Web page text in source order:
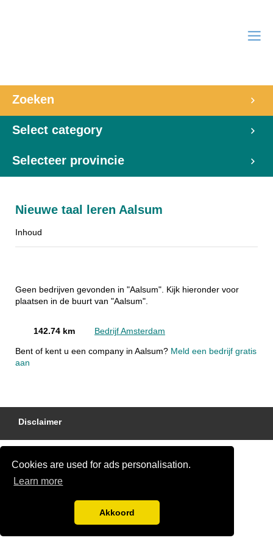
Cookies are used for ads personalisation.
Learn more
Akkoord
Zoeken
Select category
Selecteer provincie
Nieuwe taal leren Aalsum
Inhoud
Geen bedrijven gevonden in "Aalsum". Kijk hieronder voor
plaatsen in de buurt van "Aalsum".
142.74 km Bedrijf Amsterdam
Bent of kent u een company in Aalsum? Meld een bedrijf gratis
aan
Disclaimer